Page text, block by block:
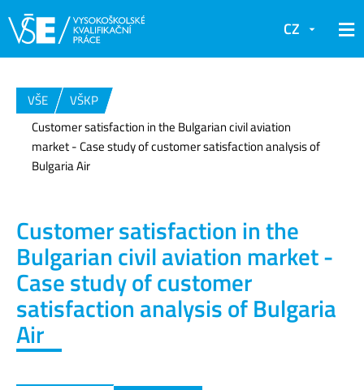
CZ
VŠE
VŠKP
Customer satisfaction in the Bulgarian civil aviation
market - Case study of customer satisfaction analysis of
Bulgaria Air
Customer satisfaction in the
Bulgarian civil aviation market -
Case study of customer
satisfaction analysis of Bulgaria
Air